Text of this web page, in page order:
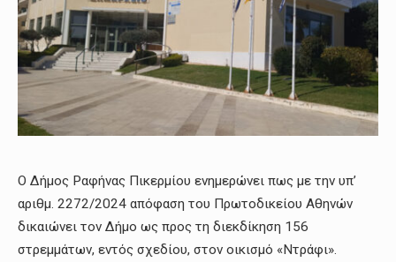
Ο Δήμος Ραφήνας Πικερμίου ενημερώνει πως με την υπ’
αριθμ. 2272/2024 απόφαση του Πρωτοδικείου Αθηνών
δικαιώνει τον Δήμο ως προς τη διεκδίκηση 156
στρεμμάτων, εντός σχεδίου, στον οικισμό «Ντράφι».